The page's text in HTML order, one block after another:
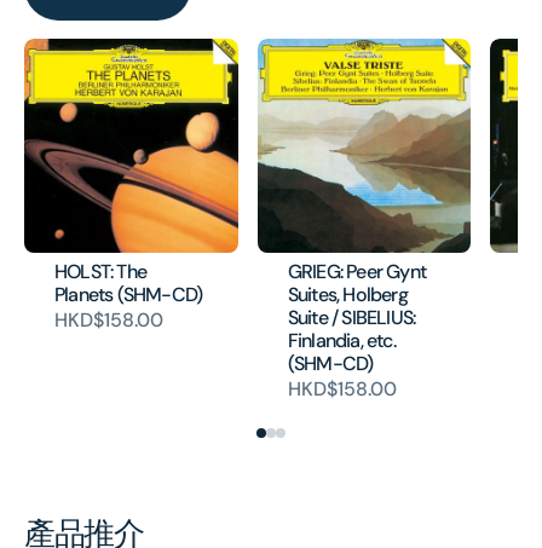
HOLST: The
Planets (SHM-CD)
HKD$158.00
GRIEG: Peer Gynt
Suites, Holberg
Suite / SIBELIUS:
Finlandia, etc.
(SHM-CD)
HKD$158.00
產品推介